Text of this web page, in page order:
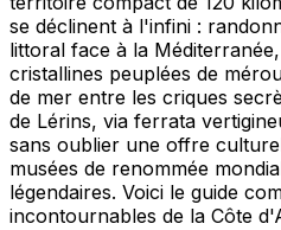
se déclinent à l'infini :
littoral face à la
cristallines peuplées de
de mer entre les criques
de Lérins, via ferrata
sans oublier une offre
musées de renommée
légendaires. Voici le guide
incontournables de la Côte